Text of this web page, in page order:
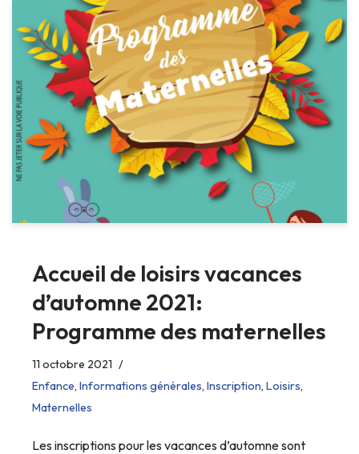
Accueil de loisirs vacances
d’automne 2021:
Programme des maternelles
11 octobre 2021
Enfance, Informations générales, Inscription, Loisirs,
Maternelles
Les inscriptions pour les vacances d’automne sont